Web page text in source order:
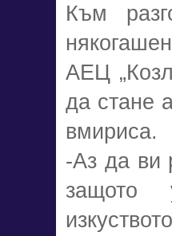
Към
АЕЦ
да стане
вмириса.
-Аз да ви
защото